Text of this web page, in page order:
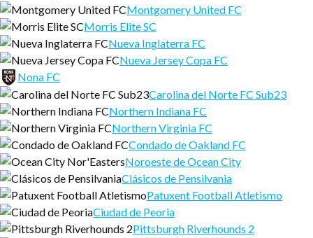
Montgomery United FC
Morris Elite SC
Nueva Inglaterra FC
Nueva Jersey Copa FC
Nona FC
Carolina del Norte FC Sub23
Northern Indiana FC
Northern Virginia FC
Condado de Oakland FC
Noroeste de Ocean City
Clásicos de Pensilvania
Patuxent Football Atletismo
Ciudad de Peoria
Pittsburgh Riverhounds 2